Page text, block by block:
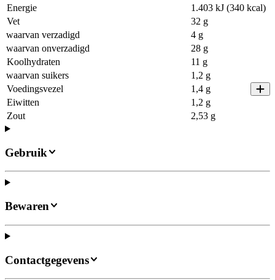
Energie
1.403 kJ (340 kcal)
Vet
32 g
waarvan verzadigd
4 g
waarvan onverzadigd
28 g
Koolhydraten
11 g
waarvan suikers
1,2 g
Voedingsvezel
1,4 g
Eiwitten
1,2 g
Zout
2,53 g
Gebruik
Bewaren
Contactgegevens